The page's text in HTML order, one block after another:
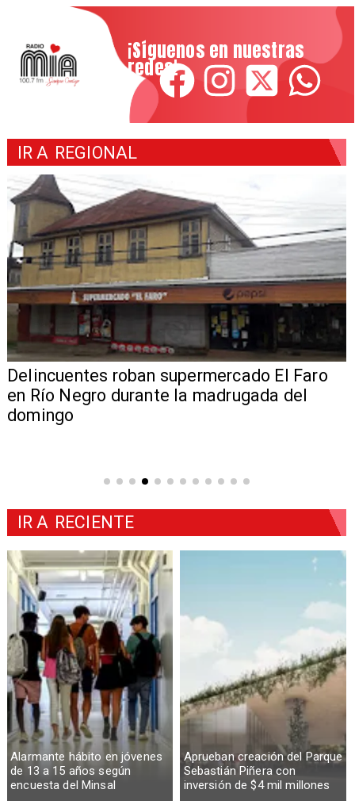
¡Síguenos en nuestras
redes!
IR A REGIONAL
Delincuentes roban supermercado El Faro
en Río Negro durante la madrugada del
domingo
Alarmante hábito en jóvenes
de 13 a 15 años según
encuesta del Minsal
Aprueban creación del Parque
Sebastián Piñera con
inversión de $4 mil millones
IR A RECIENTE